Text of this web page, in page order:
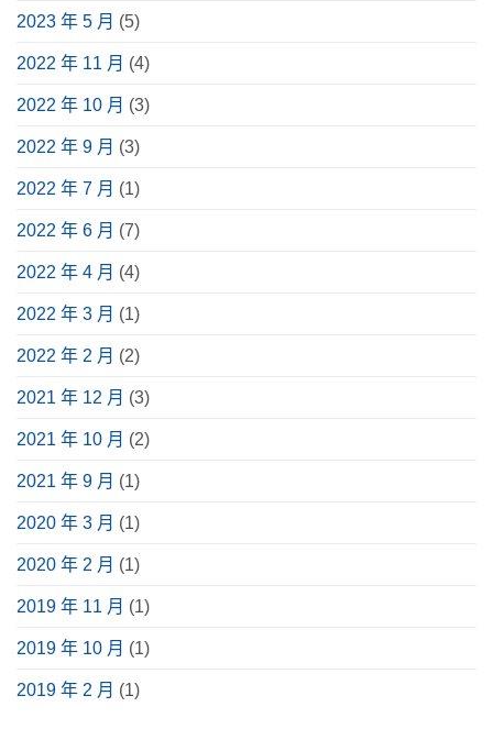
2023 年 5 月 (5)
2022 年 11 月 (4)
2022 年 10 月 (3)
2022 年 9 月 (3)
2022 年 7 月 (1)
2022 年 6 月 (7)
2022 年 4 月 (4)
2022 年 3 月 (1)
2022 年 2 月 (2)
2021 年 12 月 (3)
2021 年 10 月 (2)
2021 年 9 月 (1)
2020 年 3 月 (1)
2020 年 2 月 (1)
2019 年 11 月 (1)
2019 年 10 月 (1)
2019 年 2 月 (1)